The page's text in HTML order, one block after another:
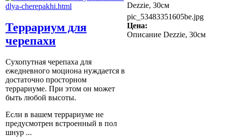
Террариум для
черепахи
Сухопутная черепаха для
ежедневного моциона нуждается в
достаточно просторном
террариуме. При этом он может
быть любой высоты.
Если в вашем террариуме не
предусмотрен встроенный в пол
шнур ...
Dezzie, 30см
pic_53483351605be.jpg
Цена:
Описание Dezzie, 30см